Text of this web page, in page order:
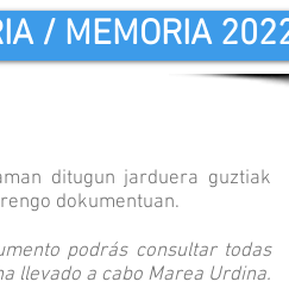
/ MEMORIA
ditugun jarduera guztiak
dokumentuan.
podrás consultar todas
llevado a cabo Marea Urdina.